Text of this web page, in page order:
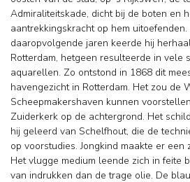
Admiraliteitskade, dicht bij de boten en
aantrekkingskracht op hem
daaropvolgende jaren keerde hij
Rotterdam, hetgeen resulteerde in vele
aquarellen. Zo ontstond in 1868 dit
havengezicht in Rotterdam. Het zou de
Scheepmakershaven kunnen
Zuiderkerk op de achtergrond. Het
hij geleerd van Schelfhout, die de
op voorstudies. Jongkind maakte er een
Het vlugge medium leende zich in feite
van indrukken dan de trage olie. De